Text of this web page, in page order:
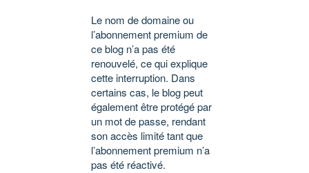
Le nom de domaine ou
l’abonnement premium de
ce blog n’a pas été
renouvelé, ce qui explique
cette interruption. Dans
certains cas, le blog peut
également être protégé par
un mot de passe, rendant
son accès limité tant que
l’abonnement premium n’a
pas été réactivé.